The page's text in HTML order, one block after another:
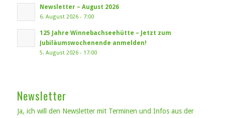
Newsletter – August 2026
6. August 2026 - 7:00
125 Jahre Winnebachseehütte – Jetzt zum
Jubiläumswochenende anmelden!
5. August 2026 - 17:00
Newsletter
Ja, ich will den Newsletter mit Terminen und Infos aus der